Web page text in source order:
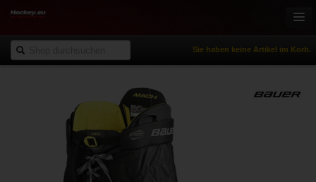
Sie haben keine Artikel im Korb.
Inlinehockey
Sportbekleidung
Freizeitsport